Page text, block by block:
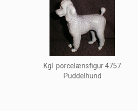
Kgl. porcelænsfigur 4757
Puddelhund